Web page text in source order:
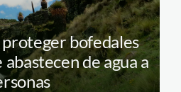
bofedales
de agua a